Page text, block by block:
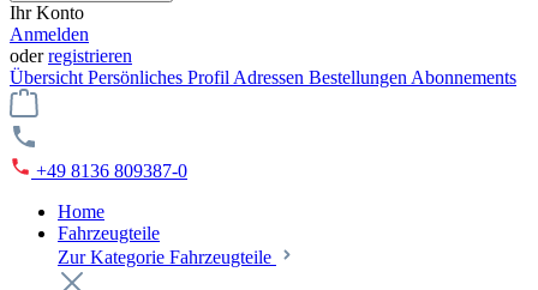
Ihr Konto
Anmelden
oderregistrieren
Übersicht Persönliches Profil Adressen Bestellungen Abonnements
+49 8136 809387-0
Home
Fahrzeugteile
Zur Kategorie Fahrzeugteile